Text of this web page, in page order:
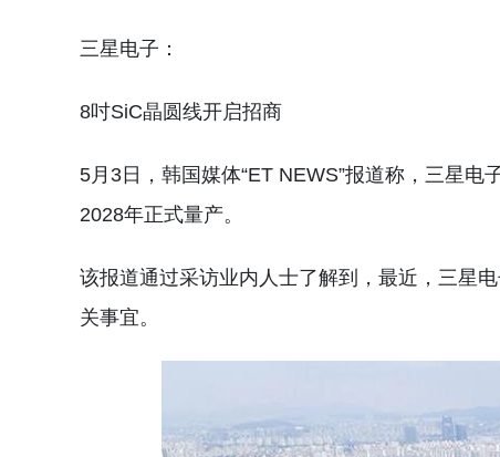
三星电子：
8吋SiC晶圆线开启招商
5月3日，韩国媒体“ET NEWS”报道称，三星
2028年正式量产。
该报道通过采访业内人士了解到，最近，三星
关事宜。